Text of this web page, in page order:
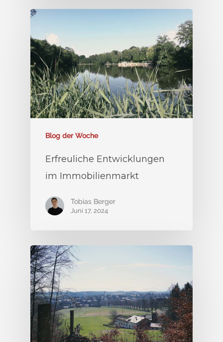
Blog der Woche
Erfreuliche Entwicklungen
im Immobilienmarkt
Tobias Berger
Juni 17, 2024